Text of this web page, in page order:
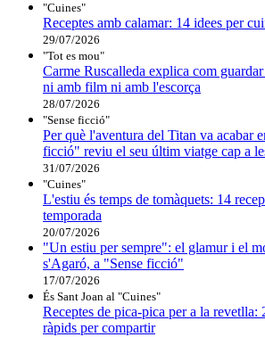
"Cuines"
Receptes amb calamar: 14 idees per
29/07/2026
"Tot es mou"
Carme Ruscalleda explica com
ni amb film ni amb l'escorça
28/07/2026
"Sense ficció"
Per què l'aventura del Titan va acabar
ficció" reviu el seu últim viatge cap a
31/07/2026
"Cuines"
L'estiu és temps de tomàquets: 14
temporada
20/07/2026
"Un estiu per sempre": el glamur i el
s'Agaró, a "Sense ficció"
17/07/2026
És Sant Joan al "Cuines"
Receptes de pica-pica per a la revetlla:
ràpids per compartir